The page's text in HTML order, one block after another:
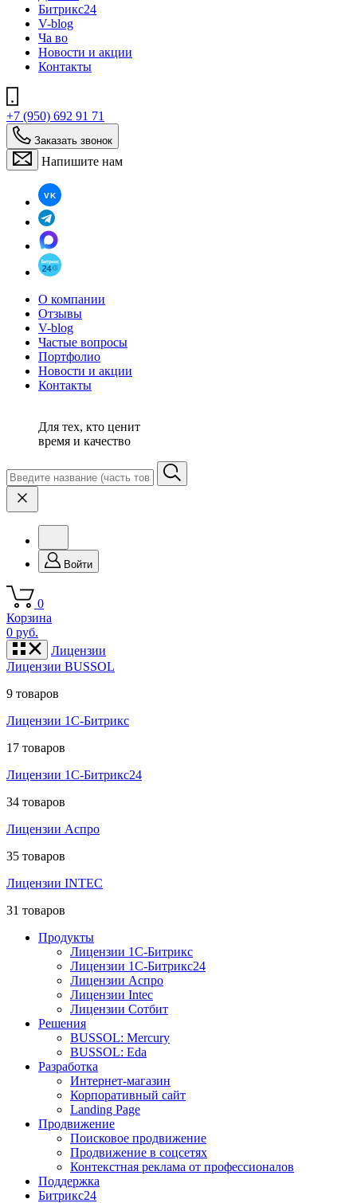
Битрикс24
V-blog
Ча во
Новости и акции
Контакты
+7 (950) 692 91 71
Заказать звонок
Напишите нам
О компании
Отзывы
V-blog
Частые вопросы
Портфолио
Новости и акции
Контакты
Для тех, кто ценит
время и качество
Войти
0
Корзина
0 руб.
Лицензии
Лицензии BUSSOL
9 товаров
Лицензии 1С-Битрикс
17 товаров
Лицензии 1С-Битрикс24
34 товаров
Лицензии Аспро
35 товаров
Лицензии INTEC
31 товаров
Продукты
Лицензии 1С-Битрикс
Лицензии 1С-Битрикс24
Лицензии Аспро
Лицензии Intec
Лицензии Сотбит
Решения
BUSSOL: Mercury
BUSSOL: Eda
Разработка
Интернет-магазин
Корпоративный сайт
Landing Page
Продвижение
Поисковое продвижение
Продвижение в соцсетях
Контекстная реклама от профессионалов
Поддержка
Битрикс24